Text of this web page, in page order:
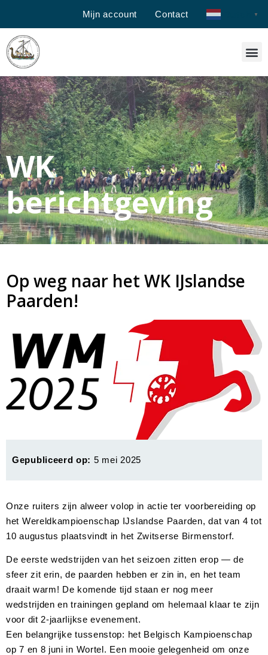
Mijn account Contact ▼
WK
berichtgeving
Op weg naar het WK IJslandse
Paarden!
Gepubliceerd op: 5 mei 2025
Onze ruiters zijn alweer volop in actie ter voorbereiding op
het Wereldkampioenschap IJslandse Paarden, dat van 4 tot
10 augustus plaatsvindt in het Zwitserse Birmenstorf.
De eerste wedstrijden van het seizoen zitten erop — de
sfeer zit erin, de paarden hebben er zin in, en het team
draait warm! De komende tijd staan er nog meer
wedstrijden en trainingen gepland om helemaal klaar te zijn
voor dit 2-jaarlijkse evenement.
Een belangrijke tussenstop: het Belgisch Kampioenschap
op 7 en 8 juni in Wortel. Een mooie gelegenheid om onze